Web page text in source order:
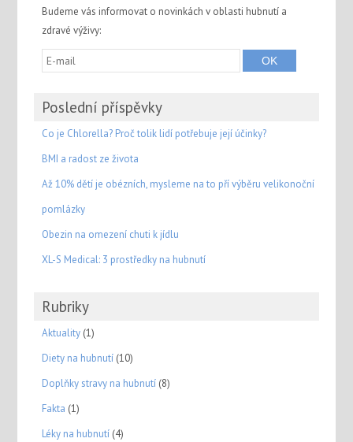
Budeme vás informovat o novinkách v oblasti hubnutí a
zdravé výživy:
Poslední příspěvky
Co je Chlorella? Proč tolik lidí potřebuje její účinky?
BMI a radost ze života
Až 10% dětí je obézních, mysleme na to pří výběru velikonoční
pomlázky
Obezin na omezení chuti k jídlu
XL-S Medical: 3 prostředky na hubnutí
Rubriky
Aktuality(1)
Diety na hubnutí(10)
Doplňky stravy na hubnutí(8)
Fakta (1)
Léky na hubnutí(4)